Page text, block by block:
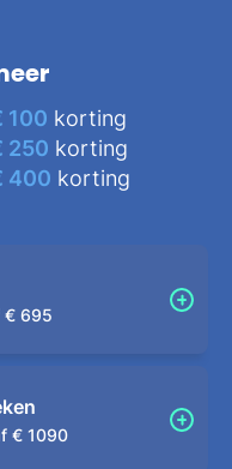
100 korting
250 korting
400 korting
€ 695
€ 1090